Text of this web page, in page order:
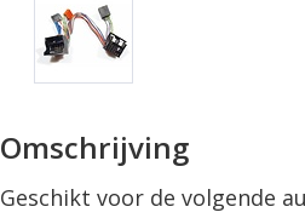
Omschrijving
Geschikt voor de volgende